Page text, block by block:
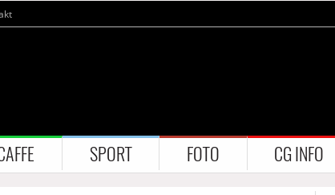
SPORT FOTO CG INFO